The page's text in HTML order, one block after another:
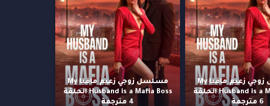
مسلسل زوجي زعيم مافيا My
Husband is a Mafia Boss الحلقة
6 مترجمة
مسلسل زوجي زعيم مافيا My
Husband is a Mafia Boss الحلقة
4 مترجمة